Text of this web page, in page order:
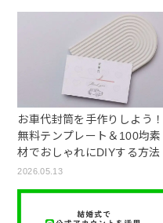
お車代封筒を手作りしよう！
無料テンプレート＆100均素
材でおしゃれにDIYする方法
2026.05.13